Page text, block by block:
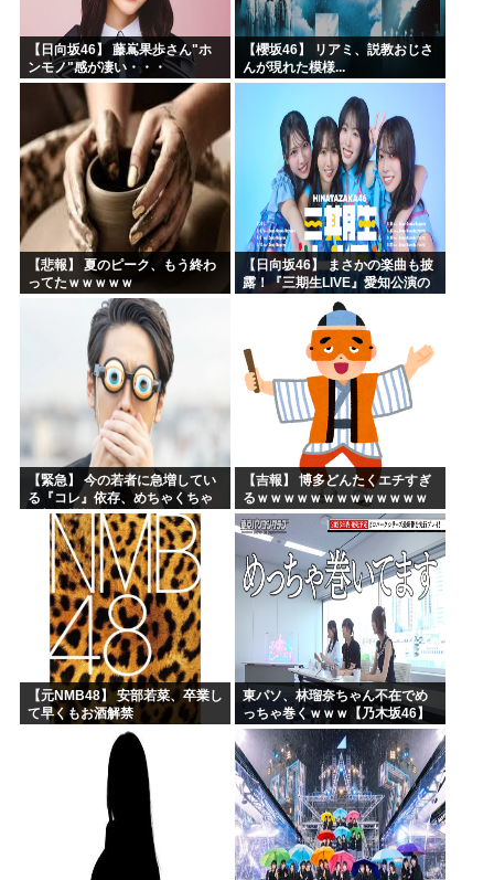
【日向坂46】 藤嶌果歩さん"ホ
ンモノ"感が凄い・・・
【櫻坂46】 リアミ、説教おじさ
んが現れた模様...
【悲報】 夏のピーク、もう終わ
ってたｗｗｗｗｗ
【日向坂46】 まさかの楽曲も披
露！『三期生LIVE』愛知公演の
【緊急】 今の若者に急増してい
る『コレ』依存、めちゃくちゃ
深刻な模様w w w w w w w w w w
【吉報】 博多どんたくエチすぎ
るｗｗｗｗｗｗｗｗｗｗｗｗｗ
ｗｗ
【元NMB48】 安部若菜、卒業し
て早くもお酒解禁
東パソ、林瑠奈ちゃん不在でめ
っちゃ巻くｗｗｗ【乃木坂46】